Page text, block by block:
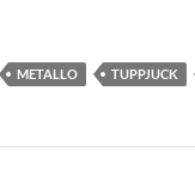
METALLO TUPPJUCK